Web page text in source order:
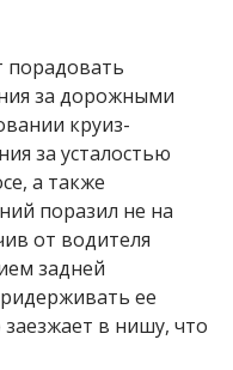
за дорожными
круиз-
за усталостью
а также
поразил не на
от водителя
задней
ее
в нишу, что